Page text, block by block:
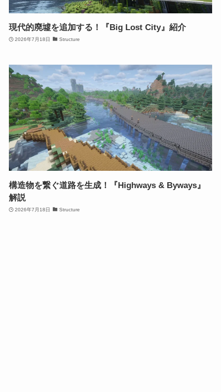
現代的廃墟を追加する！『Big Lost City』紹介
2026年7月18日 Structure
構造物を繋ぐ道路を生成！『Highways & Byways』
解説
2026年7月18日 Structure